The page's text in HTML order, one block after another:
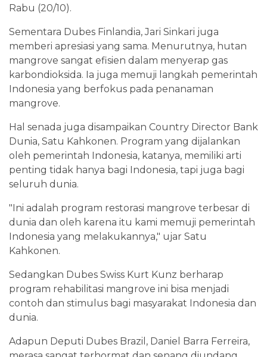
Rabu (20/10).
Sementara Dubes Finlandia, Jari Sinkari juga
memberi apresiasi yang sama. Menurutnya, hutan
mangrove sangat efisien dalam menyerap gas
karbondioksida. Ia juga memuji langkah pemerintah
Indonesia yang berfokus pada penanaman
mangrove.
Hal senada juga disampaikan Country Director Bank
Dunia, Satu Kahkonen. Program yang dijalankan
oleh pemerintah Indonesia, katanya, memiliki arti
penting tidak hanya bagi Indonesia, tapi juga bagi
seluruh dunia.
"Ini adalah program restorasi mangrove terbesar di
dunia dan oleh karena itu kami memuji pemerintah
Indonesia yang melakukannya," ujar Satu
Kahkonen.
Sedangkan Dubes Swiss Kurt Kunz berharap
program rehabilitasi mangrove ini bisa menjadi
contoh dan stimulus bagi masyarakat Indonesia dan
dunia.
Adapun Deputi Dubes Brazil, Daniel Barra Ferreira,